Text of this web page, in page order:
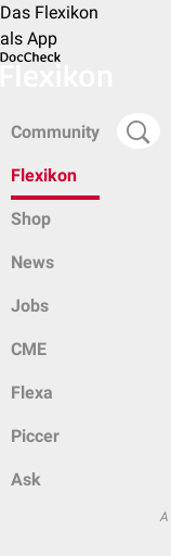
Das Flexikon
als App
Community
Flexikon
Shop
News
Jobs
CME
Flexa
Piccer
Ask
A